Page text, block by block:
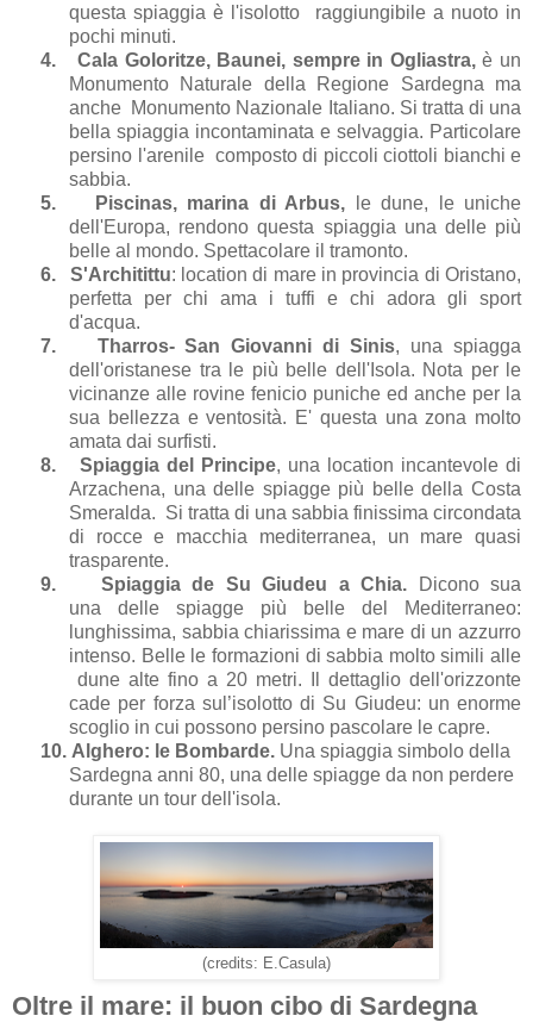
questa spiaggia è l'isolotto
raggiungibile a nuoto in
pochi minuti.
4.
Cala Goloritze, Baunei, sempre in Ogliastra,è un
Monumento Naturale della Regione Sardegna ma
anche Monumento Nazionale Italiano. Si tratta di una
bella spiaggia incontaminata e selvaggia. Particolare
persino l'arenile composto di piccoli ciottoli bianchi e
sabbia.
5.
Piscinas, marina di Arbus, le dune, le uniche
dell'Europa, rendono questa spiaggia una delle più
belle al mondo. Spettacolare il tramonto.
6.
S'Architittu: location di mare in provincia di Oristano,
perfetta per chi ama i tuffi e chi adora gli sport
d'acqua.
7.
Tharros- San Giovanni di Sinis, una spiagga
dell'oristanese tra le più belle dell'Isola. Nota per le
vicinanze alle rovine fenicio puniche ed anche per la
sua bellezza e ventosità. E' questa una zona molto
amata dai surfisti.
8.
Spiaggia del Principe, una location incantevole di
Arzachena, una delle spiagge più belle della Costa
Smeralda. Si tratta di una sabbia finissima circondata
di rocce e macchia mediterranea, un mare quasi
trasparente.
9.
Spiaggia de Su Giudeu a Chia. Dicono sua
una delle spiagge più belle del Mediterraneo:
lunghissima, sabbia chiarissima e mare di un azzurro
intenso. Belle le formazioni di sabbia molto simili alle
dune alte fino a 20 metri. Il dettaglio dell'orizzonte
cade per forza sul’isolotto di Su Giudeu: un enorme
scoglio in cui possono persino pascolare le capre.
10. Alghero: le Bombarde. Una spiaggia simbolo della
Sardegna anni 80, una delle spiagge da non perdere
durante un tour dell'isola.
(credits: E.Casula)
Oltre il mare: il buon cibo di Sardegna